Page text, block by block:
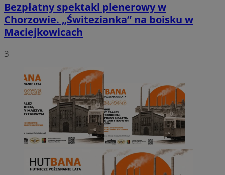
Bezpłatny spektakl plenerowy w
Chorzowie. „Świtezianka” na boisku w
Maciejkowicach
3